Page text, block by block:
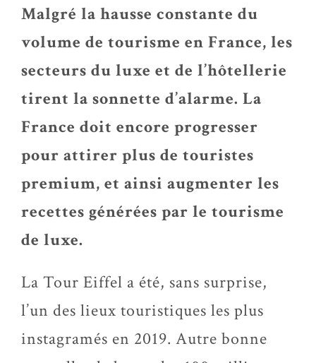
Malgré la hausse constante du
volume de tourisme en France, les
secteurs du luxe et de l’hôtellerie
tirent la sonnette d’alarme. La
France doit encore progresser
pour attirer plus de touristes
premium, et ainsi augmenter les
recettes générées par le tourisme
de luxe.
La Tour Eiffel a été, sans surprise,
l’un des lieux touristiques les plus
instagramés en 2019. Autre bonne